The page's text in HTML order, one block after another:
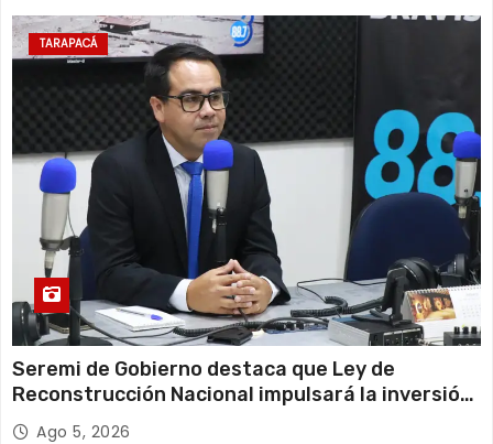
TARAPACÁ
Seremi de Gobierno destaca que Ley de
Reconstrucción Nacional impulsará la inversión
y el empleo en Tarapacá
Ago 5, 2026